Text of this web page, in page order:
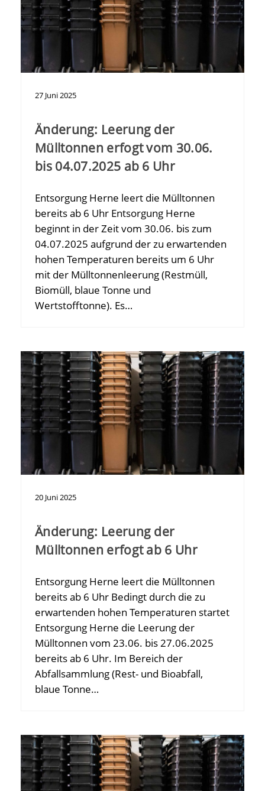
27 Juni2025
Änderung: Leerung der
Mülltonnen erfogt vom 30.06.
bis 04.07.2025 ab 6 Uhr
Entsorgung Herne leert die Mülltonnen
bereits ab 6 Uhr Entsorgung Herne
beginnt in der Zeit vom 30.06. bis zum
04.07.2025 aufgrund der zu erwartenden
hohen Temperaturen bereits um 6 Uhr
mit der Mülltonnenleerung (Restmüll,
Biomüll, blaue Tonne und
Wertstofftonne). Es…
20 Juni2025
Änderung: Leerung der
Mülltonnen erfogt ab 6 Uhr
Entsorgung Herne leert die Mülltonnen
bereits ab 6 Uhr Bedingt durch die zu
erwartenden hohen Temperaturen startet
Entsorgung Herne die Leerung der
Mülltonnen vom 23.06. bis 27.06.2025
bereits ab 6 Uhr. Im Bereich der
Abfallsammlung (Rest- und Bioabfall,
blaue Tonne…